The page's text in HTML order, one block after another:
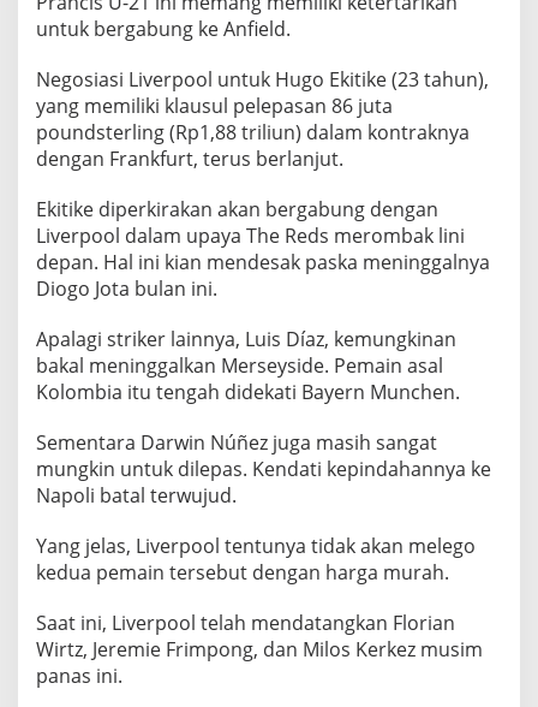
g
a
n
H
u
o
E
k
t
i
k
,
S
p
k
n
P
untuk bergabung ke Anfield.
Negosiasi Liverpool untuk Hugo Ekitike (23 tahun),
yang memiliki klausul pelepasan 86 juta
poundsterling (Rp1,88 triliun) dalam kontraknya
dengan Frankfurt, terus berlanjut.
Ekitike diperkirakan akan bergabung dengan
Liverpool dalam upaya The Reds merombak lini
depan. Hal ini kian mendesak paska meninggalnya
Diogo Jota bulan ini.
Apalagi striker lainnya, Luis Díaz, kemungkinan
bakal meninggalkan Merseyside. Pemain asal
Kolombia itu tengah didekati Bayern Munchen.
Sementara Darwin Núñez juga masih sangat
mungkin untuk dilepas. Kendati kepindahannya ke
Napoli batal terwujud.
Yang jelas, Liverpool tentunya tidak akan melego
kedua pemain tersebut dengan harga murah.
Saat ini, Liverpool telah mendatangkan Florian
Wirtz, Jeremie Frimpong, dan Milos Kerkez musim
panas ini.